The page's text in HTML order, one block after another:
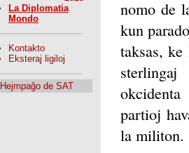
La Diplomatia
Mondo
Kontakto
Eksteraj ligiloj
Hejmpaĝo de SAT
nomo de
kun
taksas,
partioj
la militon.